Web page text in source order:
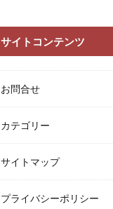
サイトコンテンツ
お問合せ
カテゴリー
サイトマップ
プライバシーポリシー